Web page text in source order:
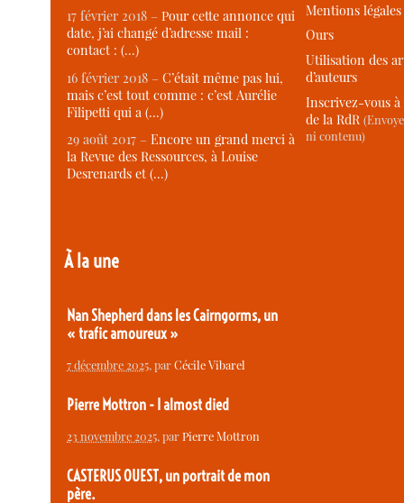
17 février 2018 –Pour cette annonce qui
date, j’ai changé d’adresse mail :
contact : (…)
16 février 2018 –C’était même pas lui,
mais c’est tout comme : c’est Aurélie
Filipetti qui a (…)
29 août 2017 –Encore un grand merci à
la Revue des Ressources, à Louise
Desrenards et (…)
À la une
Nan Shepherd dans les Cairngorms, un
« trafic amoureux »
7 décembre 2025, parCécile Vibarel
Pierre Mottron - I almost died
23 novembre 2025, parPierre Mottron
CASTERUS OUEST, un portrait de mon
père.
Mentions légales
Ours
Utilisation des
d’auteurs
Inscrivez-vous
de la RdR
ni contenu)